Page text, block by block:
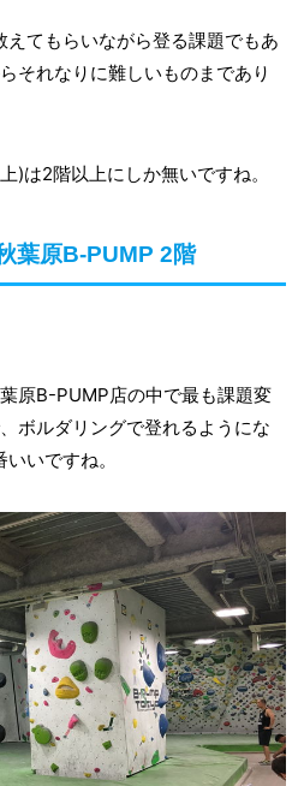
えてもらいながら登る課題でもあ
それなりに難しいものまであり
)は2階以上にしか無いですね。
葉原B-PUMP 2階
原B-PUMP店の中で最も課題変
ボルダリングで登れるようにな
いですね。